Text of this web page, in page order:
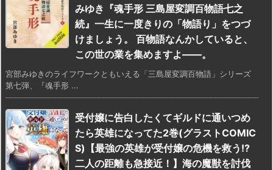
みゆき『魂手形 三島屋変調百物語七之
続』一生に一度きりの「物語り」をつづ
けましょう。 百物語なんかしていると、
この世の業を集めますよ――。
宮部みゆきのライフワークともいえる「三島屋変調百物語」シリーズ
第七弾、『魂手形 ...
受付嬢に告白したくてギルドに通いつめ
たら英雄になってた2巻(グラストCOMIC
S)【最強の英雄が受付嬢の危機を救う!?
二人の距離も急接近！】海の魔獣を討伐